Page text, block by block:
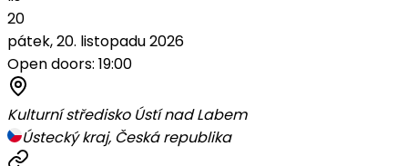
20
pátek, 20. listopadu 2026
Open doors: 19:00
Kulturní středisko Ústí nad Labem
Ústecký kraj, Česká republika